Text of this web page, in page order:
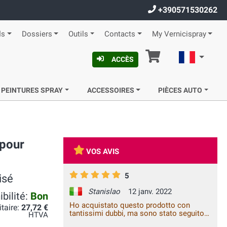
+390571530262
Dossiers Outils Contacts My Vernicispray
ACCÈS Panier
SPRAY ACCESSOIRES PIÈCES AUTO
Bon
27,72 €
HTVA
VOS AVIS
5
Stanislao
12 janv. 2022
Ho acquistato questo prodotto con
tantissimi dubbi, ma sono stato seguito